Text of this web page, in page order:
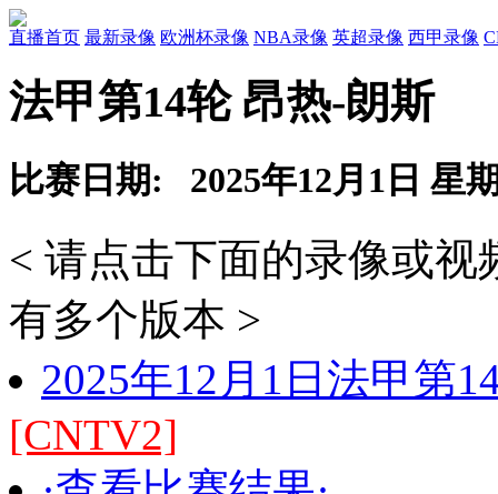
直播首页 最新录像 欧洲杯录像 NBA录像 英超录像 西甲录像
法甲第14轮 昂热-朗斯
比赛日期: 2025年12月1日 星
< 请点击下面的录像或
有多个版本 >
2025年12月1日法甲第
[CNTV2]